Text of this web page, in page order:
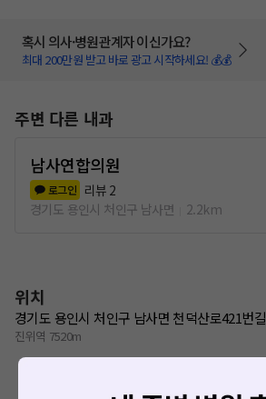
혹시 의사·병원관계자 이신가요?
최대 200만원 받고 바로 광고 시작하세요! 💰💰
주변 다른 내과
남사연합의원
로그인 리뷰 2
경기도 용인시 처인구 남사면
2.2km
위치
경기도 용인시 처인구 남사면 천덕산로421번
진위역 7520m